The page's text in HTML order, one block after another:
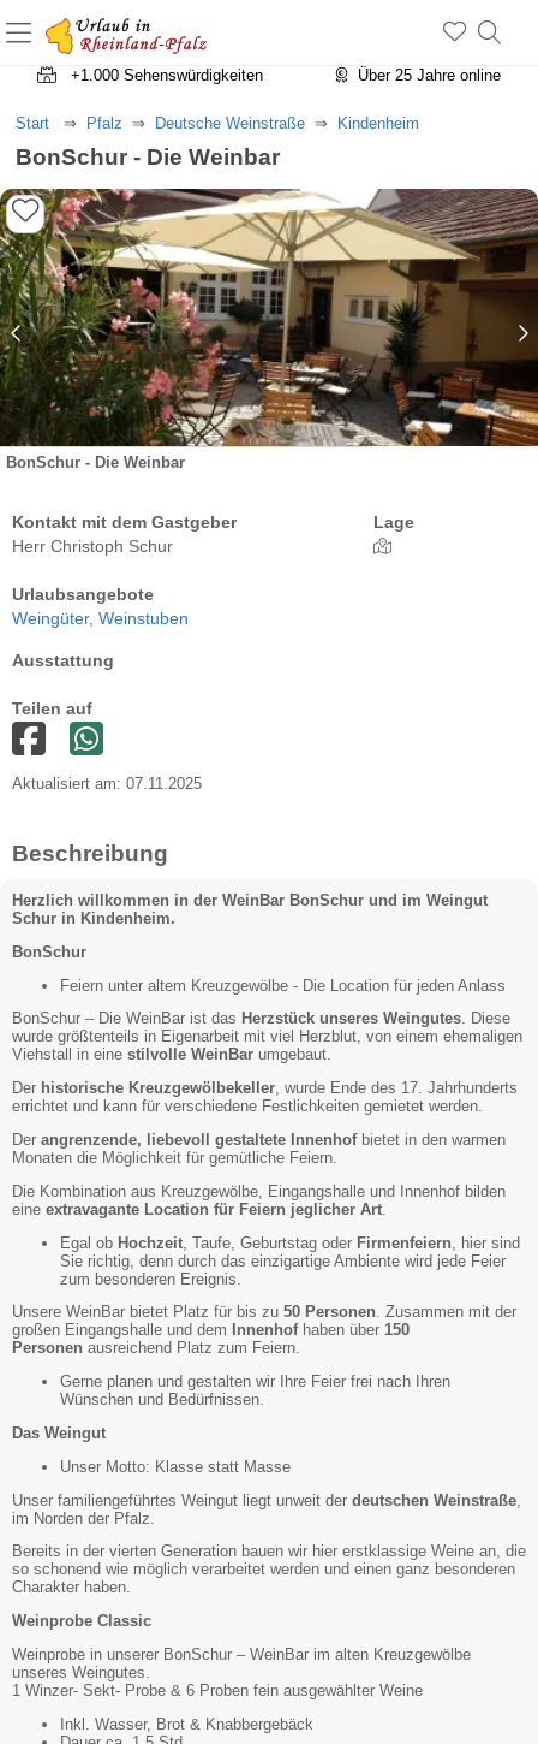
+1.500 Unterkünfte in Rheinland-Pfalz
+1.000 Sehenswürdigkeiten
Über 25 Jahre online
Start Pfalz Deutsche Weinstraße Kindenheim
BonSchur - Die Weinbar
BonSchur - Die Weinbar
Kontakt mit dem Gastgeber
Herr Christoph Schur
Lage
Urlaubsangebote
Weingüter, Weinstuben
Ausstattung
Teilen auf
Aktualisiert am: 07.11.2025
Beschreibung
Herzlich willkommen in der WeinBar BonSchur und im Weingut
Schur in Kindenheim.
BonSchur
Feiern unter altem Kreuzgewölbe - Die Location für jeden Anlass
BonSchur – Die WeinBar ist das Herzstück unseres Weingutes. Diese
wurde größtenteils in Eigenarbeit mit viel Herzblut, von einem ehemaligen
Viehstall in eine stilvolle WeinBar umgebaut.
Der historische Kreuzgewölbekeller, wurde Ende des 17. Jahrhunderts
errichtet und kann für verschiedene Festlichkeiten gemietet werden.
Der angrenzende, liebevoll gestaltete Innenhofbietet in den warmen
Monaten die Möglichkeit für gemütliche Feiern.
Die Kombination aus Kreuzgewölbe, Eingangshalle und Innenhof bilden
eine extravagante Location für Feiern jeglicher Art
Egal ob Hochzeit , Taufe, Geburtstag oder Firmenfeiern , hier sind
Sie richtig, denn durch das einzigartige Ambiente wird jede Feier
zum besonderen Ereignis.
Unsere WeinBar bietet Platz für bis zu 50 Personen. Zusammen mit der
großen Eingangshalle und dem
Innenhofhaben über 150
Personen ausreichend Platz zum Feiern.
Gerne planen und gestalten wir Ihre Feier frei nach Ihren
Wünschen und Bedürfnissen.
Das Weingut
Unser Motto: Klasse statt Masse
Unser familiengeführtes Weingut liegt unweit der deutschen Weinstraße
im Norden der Pfalz.
Bereits in der vierten Generation bauen wir hier erstklassige Weine an, die
so schonend wie möglich verarbeitet werden und einen ganz besonderen
Charakter haben.
Weinprobe Classic
Weinprobe in unserer BonSchur – WeinBar im alten Kreuzgewölbe
unseres Weingutes.
1 Winzer- Sekt- Probe & 6 Proben fein ausgewählter Weine
Inkl. Wasser, Brot & Knabbergebäck